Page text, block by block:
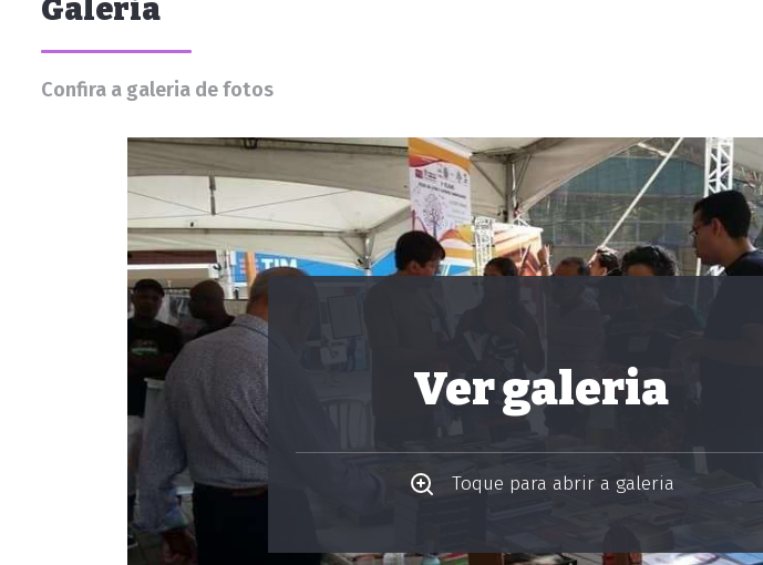
Galeria
Confira a galeria de fotos
Ver galeria
Toque para abrir a galeria